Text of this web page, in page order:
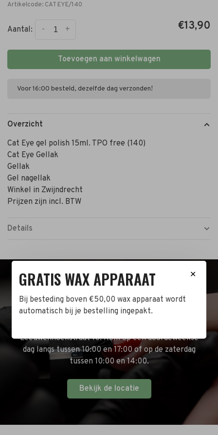
Artikelcode: CAT EYE/140
Aantal: +
- €13,90
Toevoegen aan winkelwagen
Voor 16:00 besteld, dezelfde dag verzonden!
Overzicht
Cat Eye gel polish 15ml. TPO free (140)
Cat Eye Gellak
Gellak
Gel nagellak
Winkel in Zwijndrecht
Prijzen zijn incl. BTW
Details
BEZOEK DE WINKEL!
Naast de online shop hebben wij ook een fysieke
Leeuwenhoekstraat 10. Kom op een doordeweekse
dag langs tussen 10:00 en 17:00 of op de zaterdag
tussen 10:00 en 14:00.
Bekijk de locatie
✕
GRATIS WAX APPARAAT
Bij besteding boven €50,00 wax apparaat wordt
automatisch bij je bestelling ingepakt.